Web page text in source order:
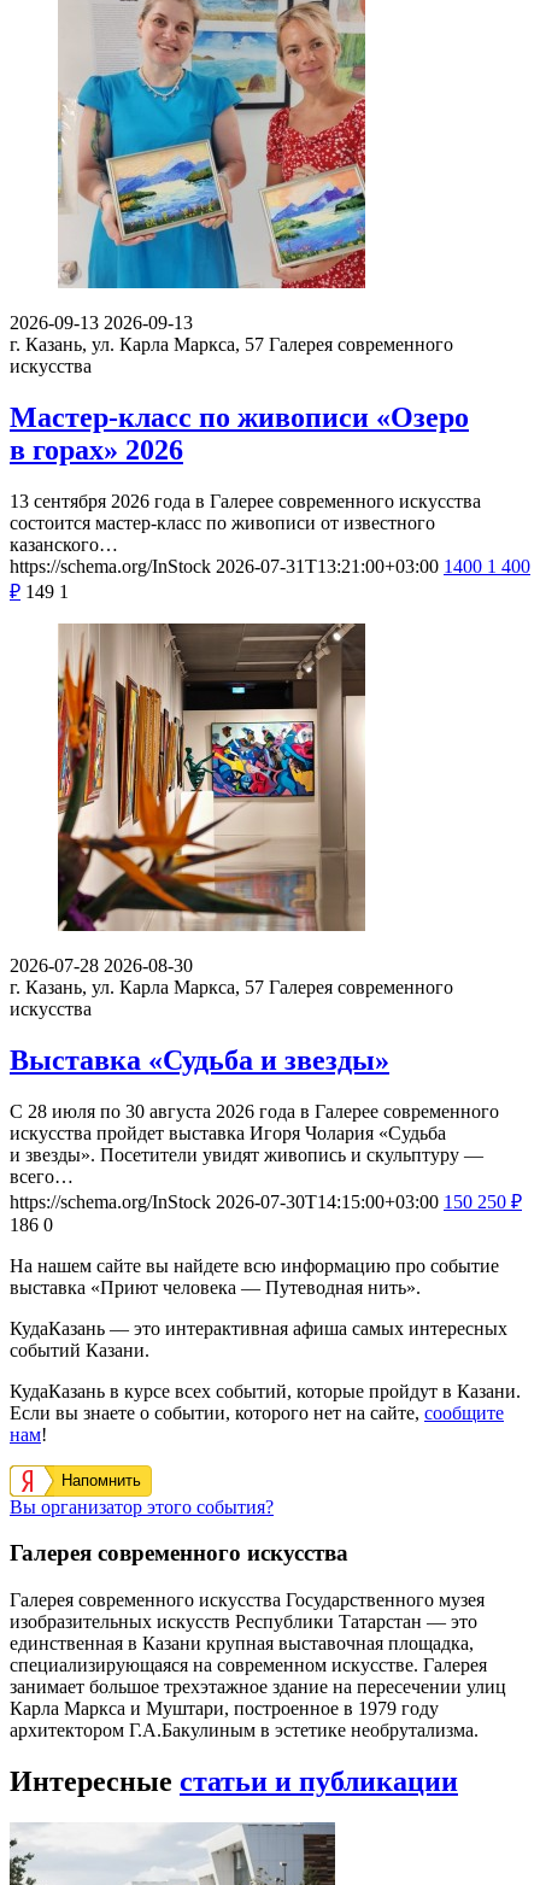
2026-09-13 2026-09-13
г. Казань, ул. Карла Маркса, 57 Галерея современного
искусства
Мастер-класс по живописи «Озеро
в горах» 2026
13 сентября 2026 года в Галерее современного искусства
состоится мастер-класс по живописи от известного
казанского…
https://schema.org/InStock 2026-07-31T13:21:00+03:00 1400 1 400
₽ 149 1
2026-07-28 2026-08-30
г. Казань, ул. Карла Маркса, 57 Галерея современного
искусства
Выставка «Судьба и звезды»
С 28 июля по 30 августа 2026 года в Галерее современного
искусства пройдет выставка Игоря Чолария «Судьба
и звезды». Посетители увидят живопись и скульптуру —
всего…
https://schema.org/InStock 2026-07-30T14:15:00+03:00 150 250 ₽
186 0
На нашем сайте вы найдете всю информацию про событие
выставка «Приют человека — Путеводная нить».
КудаКазань — это интерактивная афиша самых интересных
событий Казани.
КудаКазань в курсе всех событий, которые пройдут в Казани.
Если вы знаете о событии, которого нет на сайте, сообщите
нам!
Напомнить
Вы организатор этого события?
Галерея современного искусства
Галерея современного искусства Государственного музея
изобразительных искусств Республики Татарстан — это
единственная в Казани крупная выставочная площадка,
специализирующаяся на современном искусстве. Галерея
занимает большое трехэтажное здание на пересечении улиц
Карла Маркса и Муштари, построенное в 1979 году
архитектором Г.А.Бакулиным в эстетике необрутализма.
Интересные статьи и публикации